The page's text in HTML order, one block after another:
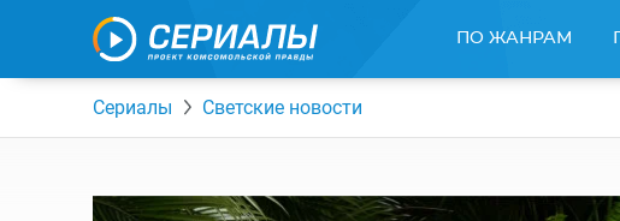
ПО ЖАНРАМ
Сериалы Светские новости